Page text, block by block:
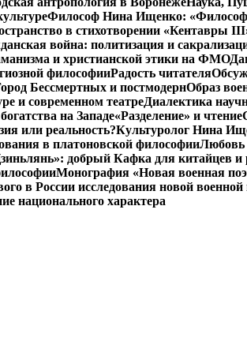
Философ Нина Ищенко:
в стихотворении «Кентавры
война: политизация и
и христианской этики на ФМО
философииРадость читателя
Бессмертных и постмодернОбраз
и современном театреДиалектика
на Западе«Разделение» и чтение
или реальность?Культуролог Нина
в платоновской философииЛюбовь
добрый Кафка для китайцев и
Монография «Новая военная
в России исследования новой военной
национального характера